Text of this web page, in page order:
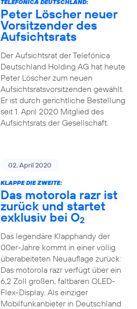
TELEFÓNICA DEUTSCHLAND:
Peter Löscher neuer
Vorsitzender des
Aufsichtsrats
Der Aufsichtsrat der Telefónica
Deutschland Holding AG hat heute
Peter Löscher zum neuen
Aufsichtsratsvorsitzenden gewählt.
Er ist durch gerichtliche Bestellung
seit 1. April 2020 Mitglied des
Aufsichtsrats der Gesellschaft.
02. April 2020
KLAPPE DIE ZWEITE:
Das motorola razr ist
zurück und startet
exklusiv bei O2
Das legendäre Klapphandy der
00er-Jahre kommt in einer völlig
überabeiteten Neuauflage zurück:
Das motorola razr verfügt über ein
6,2 Zoll großen, faltbaren OLED-
Flex-Display. Als einziger
Mobilfunkanbieter in Deutschland